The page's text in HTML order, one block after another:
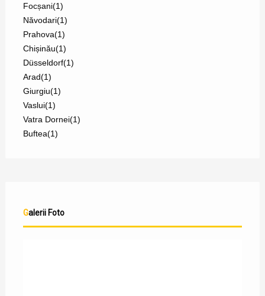
Focșani(1)
Năvodari(1)
Prahova(1)
Chișinău(1)
Düsseldorf(1)
Arad(1)
Giurgiu(1)
Vaslui(1)
Vatra Dornei(1)
Buftea(1)
Galerii Foto